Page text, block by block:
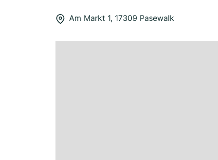
Am Markt 1, 17309 Pasewalk